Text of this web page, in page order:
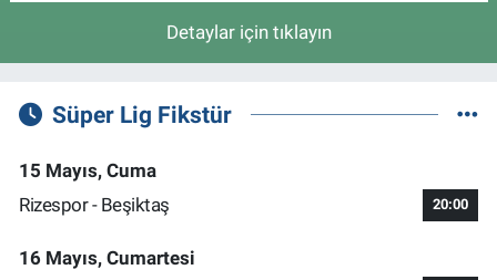
Detaylar için tıklayın
Süper Lig Fikstür
15 Mayıs, Cuma
Rizespor - Beşiktaş
20:00
16 Mayıs, Cumartesi